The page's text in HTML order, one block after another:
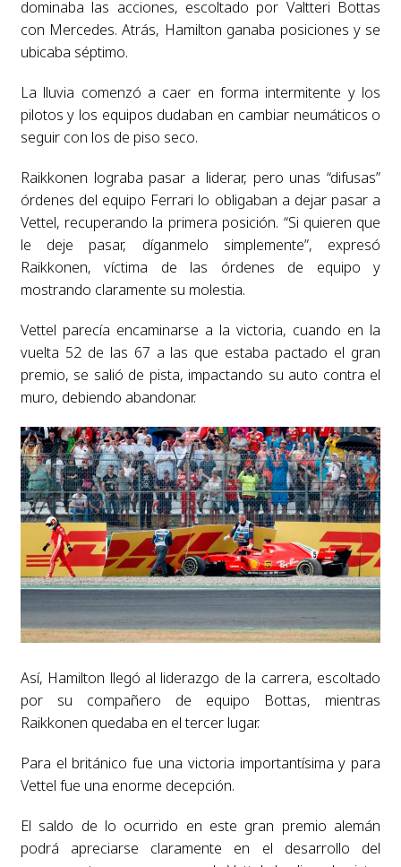
dominaba las acciones, escoltado por Valtteri Bottas
con Mercedes. Atrás, Hamilton ganaba posiciones y se
ubicaba séptimo.
La lluvia comenzó a caer en forma intermitente y los
pilotos y los equipos dudaban en cambiar neumáticos o
seguir con los de piso seco.
Raikkonen lograba pasar a liderar, pero unas “difusas”
órdenes del equipo Ferrari lo obligaban a dejar pasar a
Vettel, recuperando la primera posición. “Si quieren que
le deje pasar, díganmelo simplemente”, expresó
Raikkonen, víctima de las órdenes de equipo y
mostrando claramente su molestia.
Vettel parecía encaminarse a la victoria, cuando en la
vuelta 52 de las 67 a las que estaba pactado el gran
premio, se salió de pista, impactando su auto contra el
muro, debiendo abandonar.
Así, Hamilton llegó al liderazgo de la carrera, escoltado
por su compañero de equipo Bottas, mientras
Raikkonen quedaba en el tercer lugar.
Para el británico fue una victoria importantísima y para
Vettel fue una enorme decepción.
El saldo de lo ocurrido en este gran premio alemán
podrá apreciarse claramente en el desarrollo del